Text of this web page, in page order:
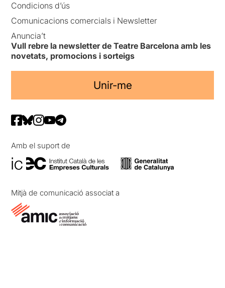
Condicions d’ús
Comunicacions comercials i Newsletter
Anuncia’t
Vull rebre la newsletter de Teatre Barcelona amb les
novetats, promocions i sorteigs
Unir-me
Amb el suport de
Mitjà de comunicació associat a